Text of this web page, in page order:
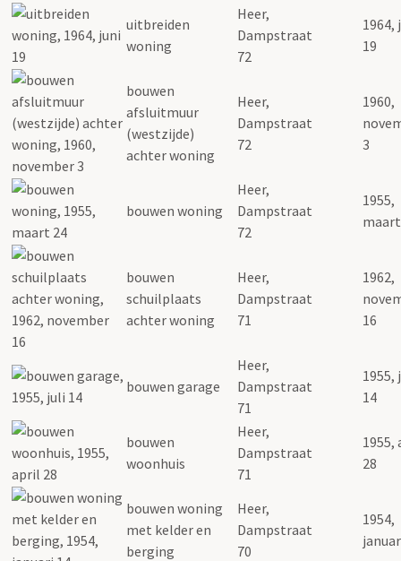
uitbreiden
woning
Heer,
Dampstraat
72
1964,
19
bouwen
afsluitmuur
(westzijde)
achter woning
Heer,
Dampstraat
72
1960,
3
bouwen woning
Heer,
Dampstraat
72
1955,
bouwen
schuilplaats
achter woning
Heer,
Dampstraat
71
1962,
16
bouwen garage
Heer,
Dampstraat
71
1955,
14
bouwen
woonhuis
Heer,
Dampstraat
71
1955,
28
bouwen woning
met kelder en
berging
Heer,
Dampstraat
70
1954,